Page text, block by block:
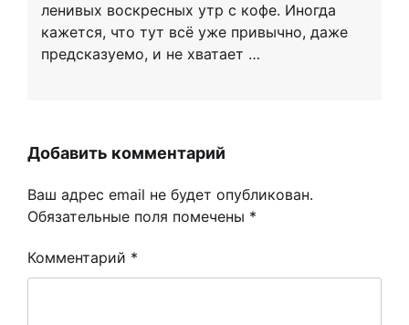
ленивых воскресных утр с кофе. Иногда
кажется, что тут всё уже привычно, даже
предсказуемо, и не хватает …
Добавить комментарий
Ваш адрес email не будет опубликован.
Обязательные поля помечены *
Комментарий *